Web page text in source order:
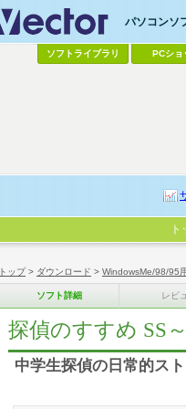
トップ> ダウンロード > WindowsMe/98/95
ソフト詳細 レビ
探偵のすすめ SS
中学生探偵の日常的ス
パソコンソ
ソフトライブラリ PCショ
ト